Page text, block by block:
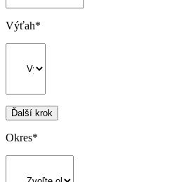
Výťah*
Ďalší krok
Okres*